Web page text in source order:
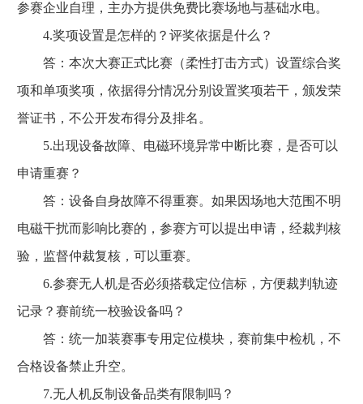
参赛企业自理，主办方提供免费比赛场地与基础水电。
4.奖项设置是怎样的？评奖依据是什么？
答：本次大赛正式比赛（柔性打击方式）设置综合奖
项和单项奖项，依据得分情况分别设置奖项若干，颁发荣
誉证书，不公开发布得分及排名。
5.出现设备故障、电磁环境异常中断比赛，是否可以
申请重赛？
答：设备自身故障不得重赛。如果因场地大范围不明
电磁干扰而影响比赛的，参赛方可以提出申请，经裁判核
验，监督仲裁复核，可以重赛。
6.参赛无人机是否必须搭载定位信标，方便裁判轨迹
记录？赛前统一校验设备吗？
答：统一加装赛事专用定位模块，赛前集中检机，不
合格设备禁止升空。
7.无人机反制设备品类有限制吗？